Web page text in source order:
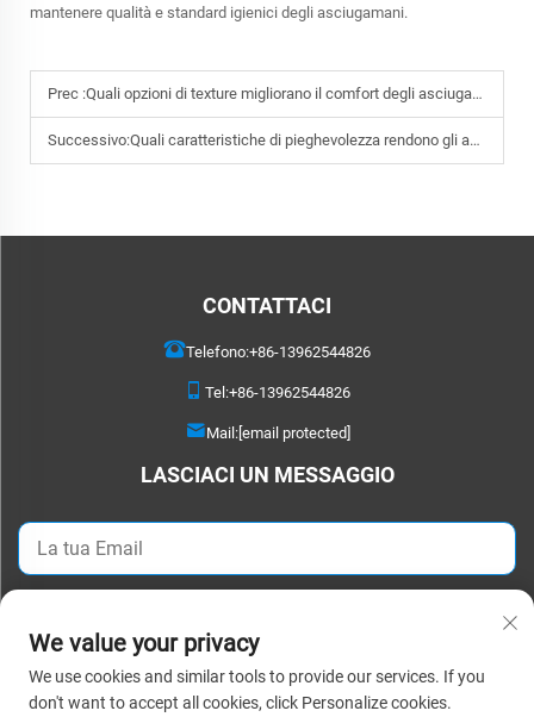
mantenere qualità e standard igienici degli asciugamani.
Prec :Quali opzioni di texture migliorano il comfort degli asciugamani per piscina negli hotel?
Successivo:Quali caratteristiche di pieghevolezza rendono gli asciugamani da viaggio ideali per escursionisti e campeggiatori?
CONTATTACI
Telefono:+86-13962544826
Tel:+86-13962544826
Mail:[email protected]
LASCIACI UN MESSAGGIO
Copyright © 2026 Suzhou Detao Textile Co.,Ltd. Tutti i diritti riservati. |
We value your privacy
We use cookies and similar tools to provide our services. If you
don't want to accept all cookies, click Personalize cookies.